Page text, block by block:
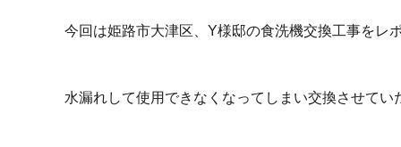
今回は姫路市大津区、Y様邸の食洗機交換工事をレ
水漏れして使用できなくなってしまい交換させてい